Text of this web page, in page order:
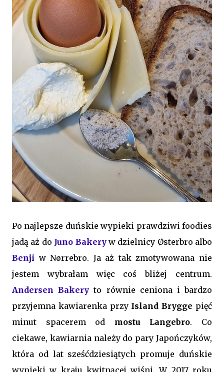
Po najlepsze duńskie wypieki prawdziwi foodies
jadą aż do Juno Bakeryw dzielnicy Østerbro albo
Benji w Nørrebro. Ja aż tak zmotywowana nie
jestem wybrałam więc coś bliżej centrum.
Andersen Bakery to równie ceniona i bardzo
przyjemna kawiarenka przy Island Brygge pięć
minut spacerem od mostu Langebro. Co
ciekawe, kawiarnia należy do pary Japończyków,
która od lat sześćdziesiątych promuje duńskie
wypieki w kraju kwitnącej wiśni. W 2017 roku